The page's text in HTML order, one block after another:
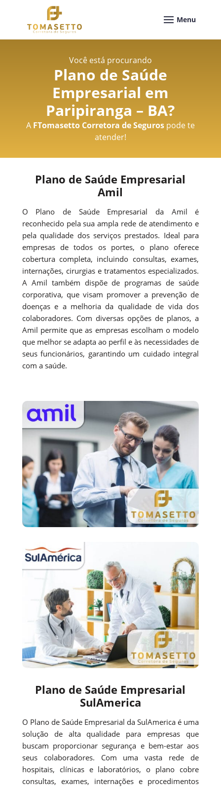
Você está procurando
Plano de Saúde
Empresarial em
Paripiranga – BA?
A FTomasetto Corretora de Segurospode te
atender!
Plano de Saúde Empresarial
Amil
O Plano de Saúde Empresarial da Amil é
reconhecido pela sua ampla rede de atendimento e
pela qualidade dos serviços prestados. Ideal para
empresas de todos os portes, o plano oferece
cobertura completa, incluindo consultas, exames,
internações, cirurgias e tratamentos especializados.
A Amil também dispõe de programas de saúde
corporativa, que visam promover a prevenção de
doenças e a melhoria da qualidade de vida dos
colaboradores. Com diversas opções de planos, a
Amil permite que as empresas escolham o modelo
que melhor se adapta ao perfil e às necessidades de
seus funcionários, garantindo um cuidado integral
com a saúde.
Plano de Saúde Empresarial
SulAmerica
O Plano de Saúde Empresarial da SulAmerica é uma
solução de alta qualidade para empresas que
buscam proporcionar segurança e bem-estar aos
seus colaboradores. Com uma vasta rede de
hospitais, clínicas e laboratórios, o plano cobre
consultas, exames, internações e procedimentos